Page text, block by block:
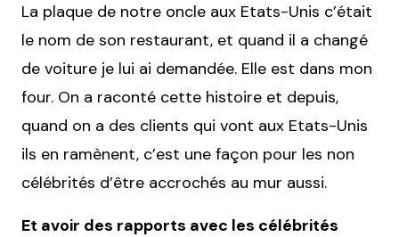
La plaque de notre oncle aux Etats-Unis c’était
le nom de son restaurant, et quand il a changé
de voiture je lui ai demandée. Elle est dans mon
four. On a raconté cette histoire et depuis,
quand on a des clients qui vont aux Etats-Unis
ils en ramènent, c’est une façon pour les non
célébrités d’être accrochés au mur aussi.
Et avoir des rapports avec les célébrités